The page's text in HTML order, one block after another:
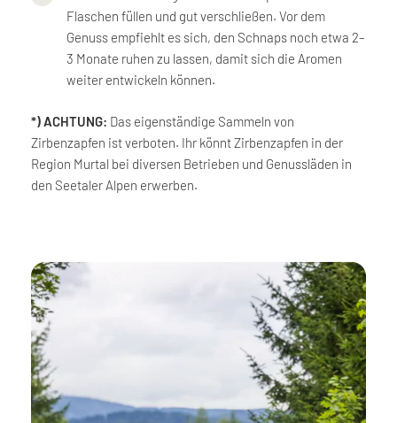
Flaschen füllen und gut verschließen. Vor dem
Genuss empfiehlt es sich, den Schnaps noch etwa 2–
3 Monate ruhen zu lassen, damit sich die Aromen
weiter entwickeln können.
*) ACHTUNG: Das eigenständige Sammeln von
Zirbenzapfen ist verboten. Ihr könnt Zirbenzapfen in der
Region Murtal bei diversen Betrieben und Genussläden in
den Seetaler Alpen erwerben.